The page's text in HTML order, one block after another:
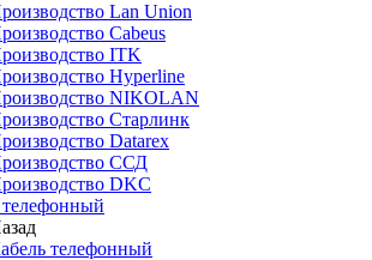
Lan Union
Cabeus
ITK
Hyperline
NIKOLAN
Старлинк
Datarex
ССД
DKC
телефонный